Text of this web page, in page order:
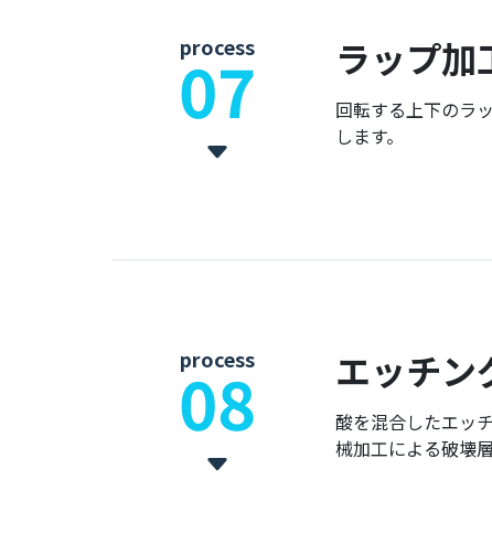
process
07 ラップ加
回転する上下のラ
します。
process
08 エッチン
酸を混合したエッ
械加工による破壊